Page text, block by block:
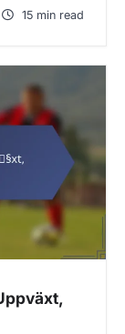
15 min read